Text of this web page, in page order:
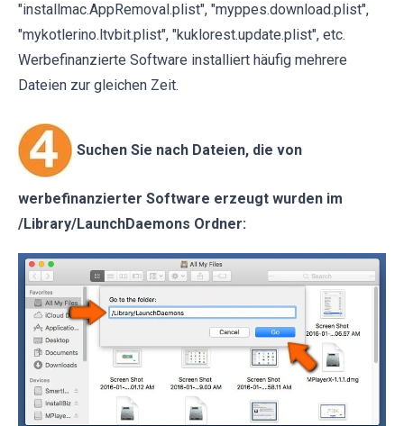
"installmac.AppRemoval.plist", "myppes.download.plist",
"mykotlerino.ltvbit.plist", "kuklorest.update.plist", etc.
Werbefinanzierte Software installiert häufig mehrere
Dateien zur gleichen Zeit.
Suchen Sie nach Dateien, die von
werbefinanzierter Software erzeugt wurden im
/Library/LaunchDaemons Ordner: